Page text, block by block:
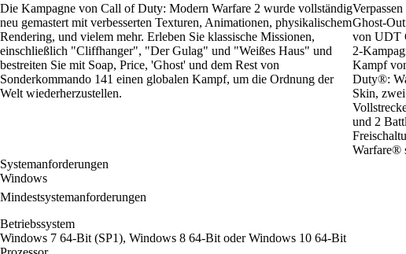
Die Kampagne von Call of Duty: Modern Warfare 2 wurde vollständig
neu gemastert mit verbesserten Texturen, Animationen, physikalischem
Rendering, und vielem mehr. Erleben Sie klassische Missionen,
einschließlich "Cliffhanger", "Der Gulag" und "Weißes Haus" und
bestreiten Sie mit Soap, Price, 'Ghost' und dem Rest von
Sonderkommando 141 einen globalen Kampf, um die Ordnung der
Welt wiederherzustellen.
Ghost-
von UDT
2-
Kampf
Duty®:
Skin,
und 2
Warfare®
Systemanforderungen
Windows
Mindestsystemanforderungen
Betriebssystem
Windows 7 64-Bit (SP1), Windows 8 64-Bit oder Windows 10 64-Bit